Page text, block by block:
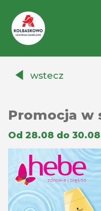
Auchanwstecz
Promocja w
Od 28.08 do 30.08